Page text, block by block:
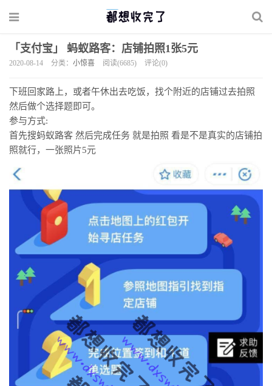
「支付宝」 蚂蚁路客：店铺拍照1张5元
2020-08-14 分类： 小惊喜 阅读(6685) 评论(0)
下班回家路上，或者午休出去吃饭，找个附近的店铺过去拍照
然后做个选择题即可。
参与方式:
首先搜蚂蚁路客 然后完成任务 就是拍照 看是不是真实的店铺拍
照就行，一张照片5元